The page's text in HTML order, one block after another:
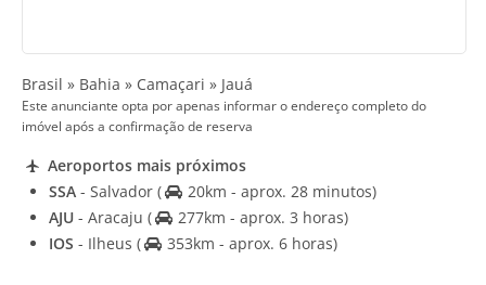
Brasil » Bahia » Camaçari » Jauá
Este anunciante opta por apenas informar o endereço completo do
imóvel após a confirmação de reserva
Aeroportos mais próximos
SSA - Salvador (
20km - aprox. 28 minutos)
AJU - Aracaju (
277km - aprox. 3 horas)
IOS - Ilheus ( 353km - aprox. 6 horas)